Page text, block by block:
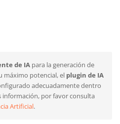
de IA para la generación de
máximo potencial, el plugin de IA
adecuadamente dentro
información, por favor consulta
Artificial.